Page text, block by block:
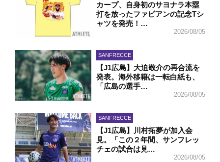
カープ、自身初のサヨナラ本塁
打を放ったファビアンの記念Tシ
ャツを発売！…
2026/08/05
SANFRECCE
【J1広島】大迫敬介の再合流を
発表。海外移籍は一転白紙も、
「広島の選手…
2026/08/05
SANFRECCE
【J1広島】川村拓夢が加入会
見。「この２年間、サンフレッ
チェの試合は見…
2026/08/05